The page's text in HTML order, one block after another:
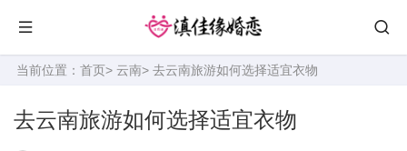
当前位置： 首页> 云南> 去云南旅游如何选择适宜衣物
去云南旅游如何选择适宜衣物